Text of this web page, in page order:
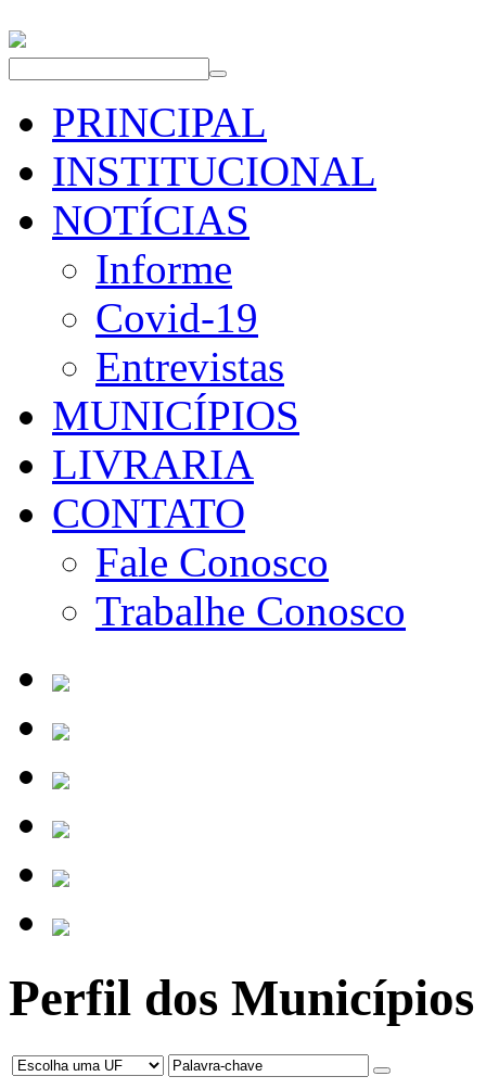
PRINCIPAL
INSTITUCIONAL
NOTÍCIAS
Informe
Covid-19
Entrevistas
MUNICÍPIOS
LIVRARIA
CONTATO
Fale Conosco
Trabalhe Conosco
Perfil dos